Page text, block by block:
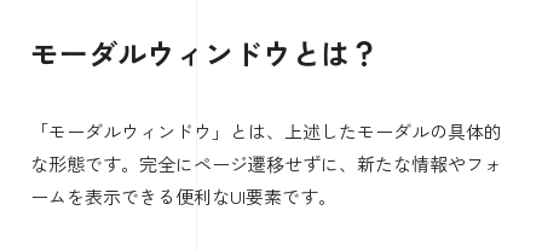
モーダルウィンドウとは？
「モーダルウィンドウ」とは、上述したモーダルの具体的
な形態です。完全にページ遷移せずに、新たな情報やフォ
ームを表示できる便利なUI要素です。